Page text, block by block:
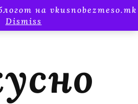
на vkusnobezmeso.mk
Dismiss